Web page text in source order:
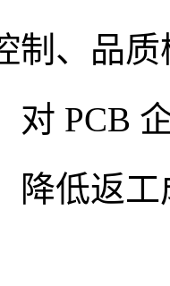
制、品
对 PCB
降低返